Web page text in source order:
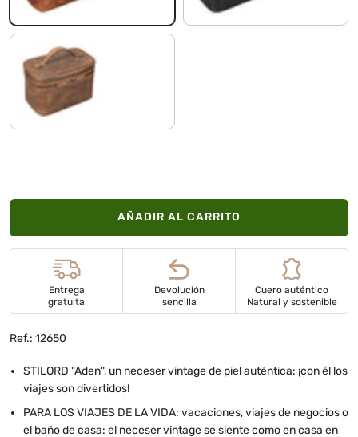
marrón - medio
AÑADIR AL CARRITO
Entrega
gratuita
Devolución
sencilla
Cuero auténtico
Natural y sostenible
Ref.: 12650
STILORD "Aden", un neceser vintage de piel auténtica: ¡con él los
viajes son divertidos!
PARA LOS VIAJES DE LA VIDA: vacaciones, viajes de negocios o
el baño de casa: el neceser vintage se siente como en casa en